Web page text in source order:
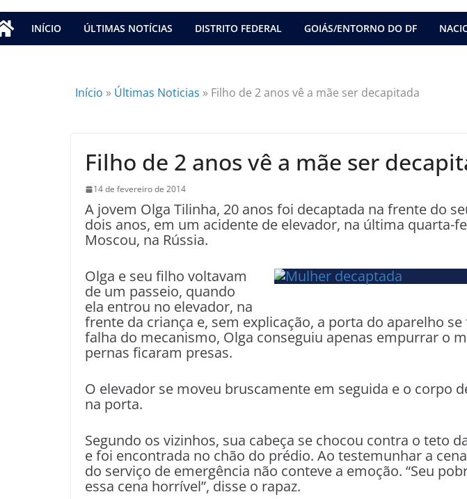
INÍCIO ÚLTIMAS NOTÍCIAS DISTRITO FEDERAL GOIÁS/ENTORNO DO DF
Início » Últimas Noticias » Filho de 2 anos vê a mãe ser decapitada
Filho de 2 anos vê a mãe ser
14 de fevereiro de 2014
A jovem Olga Tilinha, 20 anos foi decaptada na frente do
dois anos, em um acidente de elevador, na última quarta-
Moscou, na Rússia.
Olga e seu filho voltavam
de um passeio, quando
ela entrou no elevador, na
frente da criança e, sem explicação, a porta do aparelho
falha do mecanismo, Olga conseguiu apenas empurrar o
pernas ficaram presas.
O elevador se moveu bruscamente em seguida e o corpo
na porta.
Segundo os vizinhos, sua cabeça se chocou contra o teto
e foi encontrada no chão do prédio. Ao testemunhar a
do serviço de emergência não conteve a emoção. “Seu
essa cena horrível”, disse o rapaz.